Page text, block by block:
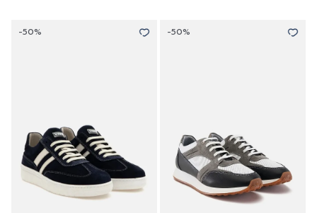
-50% -50%